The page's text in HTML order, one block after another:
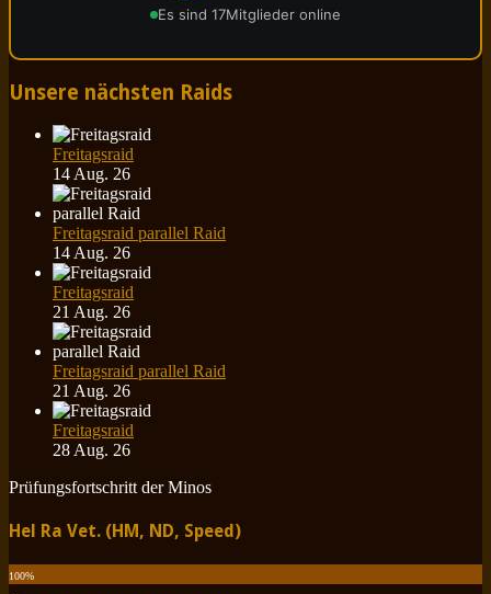
Es sind 17Mitglieder online
Unsere nächsten Raids
Freitagsraid
14 Aug. 26
Freitagsraid parallel Raid
14 Aug. 26
Freitagsraid
21 Aug. 26
Freitagsraid parallel Raid
21 Aug. 26
Freitagsraid
28 Aug. 26
Prüfungsfortschritt der Minos
Hel Ra Vet. (HM, ND, Speed)
100%